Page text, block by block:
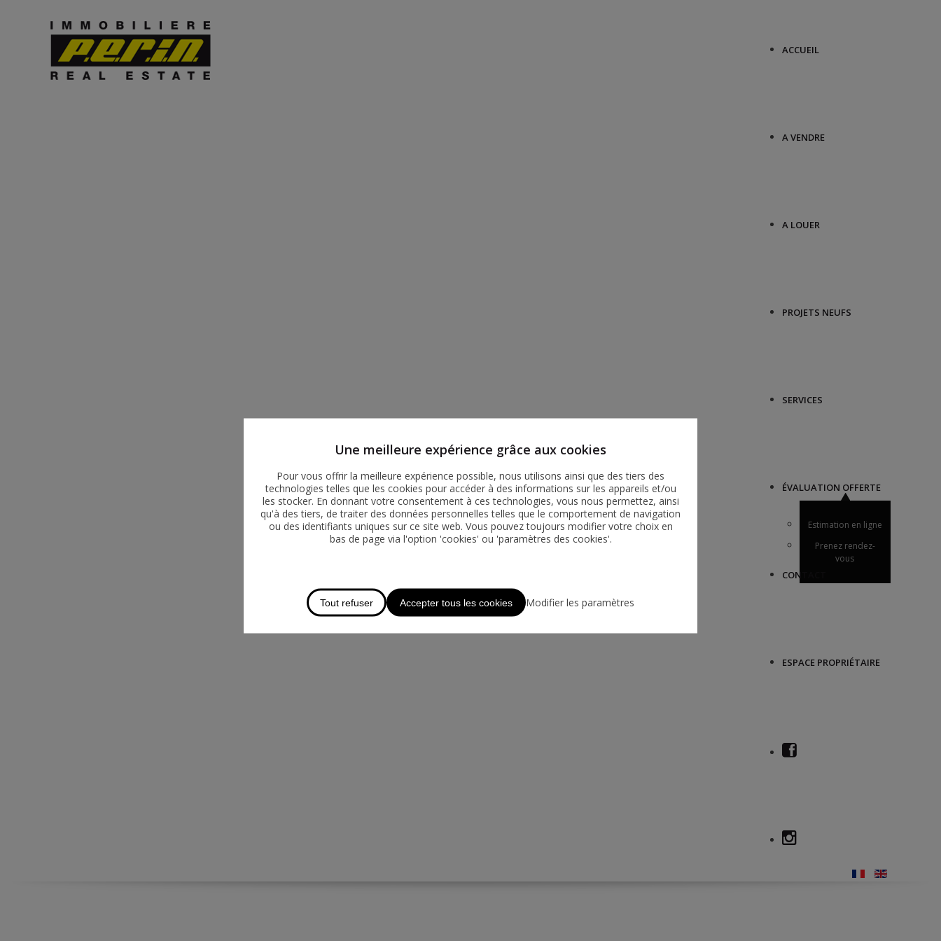
ACCUEIL
A VENDRE
A LOUER
PROJETS NEUFS
SERVICES
ÉVALUATION OFFERTE
Estimation en ligne
Prenez rendez-
vous
CONTACT
ESPACE PROPRIÉTAIRE
Une meilleure expérience grâce aux cookies
Pour vous offrir la meilleure expérience possible, nous utilisons ainsi que des tiers des
technologies telles que les cookies pour accéder à des informations sur les appareils et/ou
les stocker. En donnant votre consentement à ces technologies, vous nous permettez, ainsi
qu'à des tiers, de traiter des données personnelles telles que le comportement de navigation
ou des identifiants uniques sur ce site web. Vous pouvez toujours modifier votre choix en
bas de page via l'option 'cookies' ou 'paramètres des cookies'.
Tout refuser Accepter tous les cookies Modifier les paramètres